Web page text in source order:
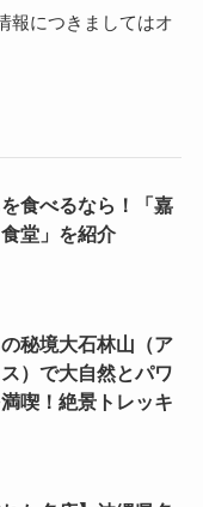
報につきましてはオ
食べるなら！「嘉
堂」を紹介
秘境大石林山（ア
）で大自然とパワ
喫！絶景トレッキ